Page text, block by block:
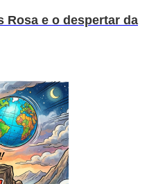
Rosa e o despertar da